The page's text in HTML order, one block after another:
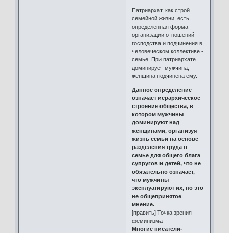
Патриархат, как строй
семейной жизни, есть
определённая форма
организации отношений
господства и подчинения в
человеческом коллективе -
семье. При патриархате
доминирует мужчина,
женщина подчинена ему.
Данное определение
означает иерархическое
строение общества, в
котором мужчины
доминируют над
женщинами, организуя
жизнь семьи на основе
разделения труда в
семье для общего блага
супругов и детей, что не
обязательно означает,
что мужчины
эксплуатируют их, но это
не общепринятое
мнение.
[править] Точка зрения
феминизма
Многие писатели-